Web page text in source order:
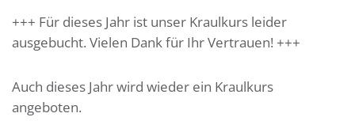
+++ Für dieses Jahr ist unser Kraulkurs leider
ausgebucht. Vielen Dank für Ihr Vertrauen! +++
Auch dieses Jahr wird wieder ein Kraulkurs
angeboten.